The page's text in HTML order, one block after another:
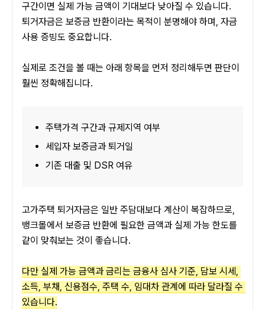
구간이면 실제 가능 금액이 기대보다 낮아질 수 있습니다.
퇴거자금은 보증금 반환이라는 목적이 분명해야 하며, 자금
사용 증빙도 중요합니다.
실제로 조건을 볼 때는 아래 항목을 먼저 정리해두면 판단이
훨씬 정확해집니다.
주택가격 구간과 규제지역 여부
세입자 보증금과 퇴거일
기존 대출 및 DSR 여유
고가주택 퇴거자금은 일반 주담대보다 계산이 복잡하므로,
뱅크몰에서 보증금 반환에 필요한 금액과 실제 가능 한도를
같이 맞춰보는 것이 좋습니다.
다만 실제 가능 금액과 금리는 금융사 심사 기준, 담보 시세,
소득, 부채, 신용점수, 주택 수, 임대차 관계에 따라 달라질 수
있습니다.